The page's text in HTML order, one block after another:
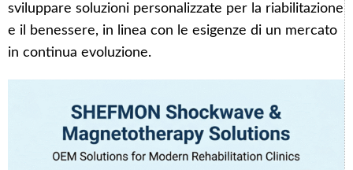
sviluppare soluzioni personalizzate per la riabilitazione
e il benessere, in linea con le esigenze di un mercato
in continua evoluzione.